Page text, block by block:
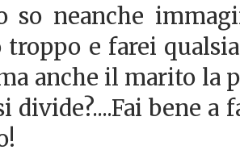
so neanche
troppo e farei
anche il marito la
divide?....Fai bene a